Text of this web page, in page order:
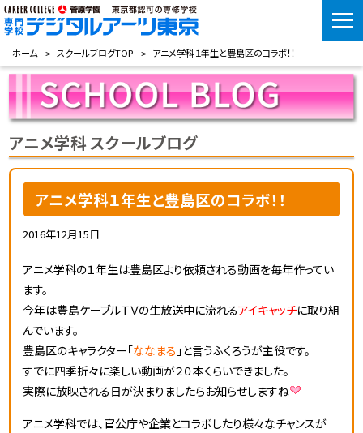
ホーム スクールブログTOP アニメ学科１年生と豊島区のコラボ！！
アニメ学科 スクールブログ
アニメ学科１年生と豊島区のコラボ！！
2016年12月15日
アニメ学科の１年生は豊島区より依頼される動画を毎年作ってい
ます。
今年は豊島ケーブルＴＶの生放送中に流れるアイキャッチに取り組
んでいます。
豊島区のキャラクター「ななまる 」と言うふくろうが主役です。
すでに四季折々に楽しい動画が２０本くらいできました。
実際に放映される日が決まりましたらお知らせしますね
アニメ学科では、官公庁や企業とコラボしたり様々なチャンスが